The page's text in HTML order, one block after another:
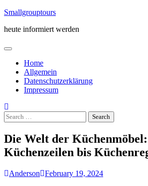
Skip
content
Smallgrouptours
heute informiert werden
Home
Allgemein
Datenschutzerklärung
Impressum
Search
for:
Die Welt der
Küchenzeilen bis
Anderson February 19, 2024